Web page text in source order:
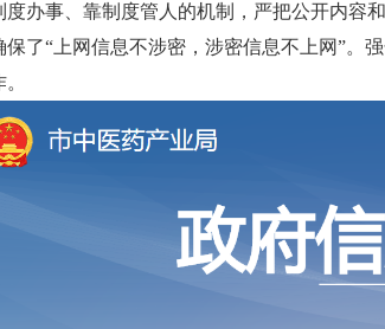
办事、靠制度管人的机制，严把公开内容
了“上网信息不涉密，涉密信息不上网”。